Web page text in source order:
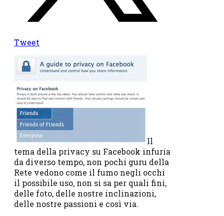
Tweet
Il
tema della privacy su Facebook infuria
da diverso tempo, non pochi guru della
Rete vedono come il fumo negli occhi
il possibile uso, non si sa per quali fini,
delle foto, delle nostre inclinazioni,
delle nostre passioni e così via.